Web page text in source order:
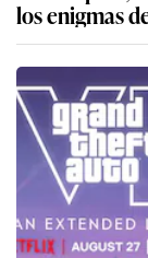
los enigmas